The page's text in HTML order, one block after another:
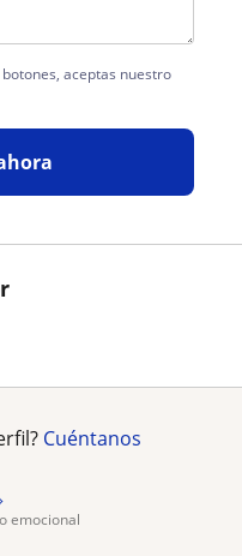
aceptas nuestro
Cuéntanos
emocional